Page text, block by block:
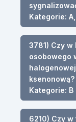
Kategorie: A,
3781) Czy
osobowego
ksenonową?
Kategorie: B
6210) Czy